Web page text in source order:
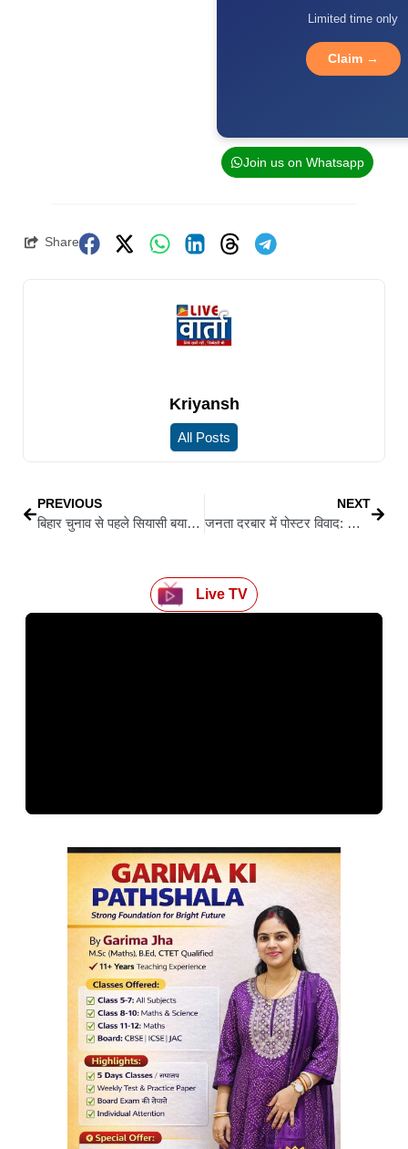
Limited time only
Claim →
Join us on Whatsapp
Share
Kriyansh
All Posts
PREVIOUS
बिहार चुनाव से पहले सियासी बयानबाज़ी तेज़, तेजस्वी यादव ने लॉन्च किया ‘डिजिटल फोर्स’ पोर्टल
NEXT
जनता दरबार में पोस्टर विवाद: कांग्रेस नेताओं की तस्वीरें दिखीं धुंधली, राजनीतिक गलियारों में उठे सवाल
Live TV